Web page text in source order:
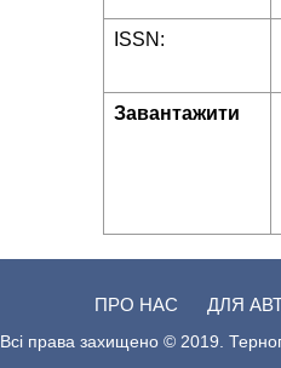
ISSN:
Завантажити
ПРО НАС ДЛЯ
Всі права захищено © 2019.